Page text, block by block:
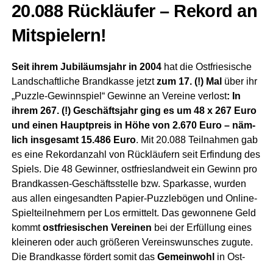
20.088 Rück­läu­fer – Rekord an
Mitspielern!
Seit ihrem Jubi­lä­ums­jahr in 2004hat die Ost­frie­si­sche
Land­schaft­li­che Brand­kas­se jetztzum 17. (!) Mal über ihr
„Puz­zle-Gewinn­spiel“ Gewin­ne an Ver­ei­ne ver­lost: In
ihrem 267. (!) Geschäfts­jahr ging es um 48 x 267 Euro
und einen Haupt­preis in Höhe von 2.670 Euro – näm­
lich ins­ge­samt 15.486 Euro. Mit 20.088 Teil­nah­men gab
es eine Rekord­an­zahl von Rück­läu­fern seit Erfin­dung des
Spiels. Die 48 Gewin­ner, ost­fries­land­weit ein Gewinn pro
Brand­kas­sen-Geschäfts­stel­le bzw. Spar­kas­se, wur­den
aus allen ein­ge­sand­ten Papier-Puz­zle­bö­gen und Online-
Spiel­teil­neh­mern per Los ermit­telt. Das gewon­ne­ne Geld
kommtost­frie­si­schen Ver­ei­nen bei der Erfül­lung eines
klei­ne­ren oder auch grö­ße­ren Ver­eins­wun­sches zugu­te.
Die Brand­kas­se för­dert somit das Gemein­wohl in Ost­